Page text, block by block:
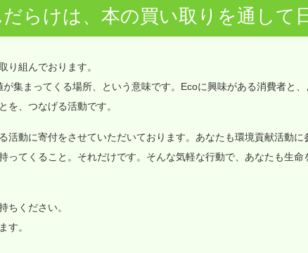
らけは、本の買い取りを通して
り組んでおります。
集まってくる場所、という意味です。Ecoに興味がある消費者と
を、つなげる活動です。
活動に寄付をさせていただいております。あなたも環境貢献活動に
ってくること。それだけです。そんな気軽な行動で、あなたも生命
ちください。
す。